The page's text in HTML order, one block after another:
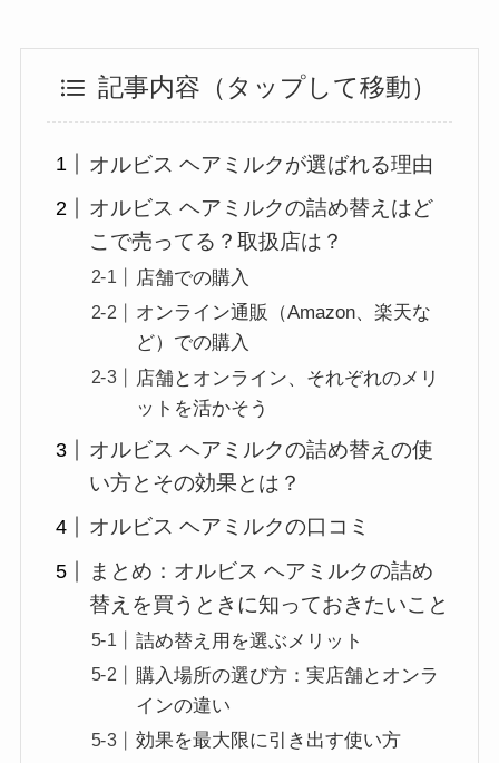
記事内容（タップして移動）
オルビス ヘアミルクが選ばれる理由
オルビス ヘアミルクの詰め替えはど
こで売ってる？取扱店は？
店舗での購入
オンライン通販（Amazon、楽天な
ど）での購入
店舗とオンライン、それぞれのメリ
ットを活かそう
オルビス ヘアミルクの詰め替えの使
い方とその効果とは？
オルビス ヘアミルクの口コミ
まとめ：オルビス ヘアミルクの詰め
替えを買うときに知っておきたいこと
詰め替え用を選ぶメリット
購入場所の選び方：実店舗とオンラ
インの違い
効果を最大限に引き出す使い方